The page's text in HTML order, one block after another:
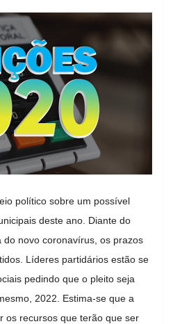
político sobre um possível
deste ano. Diante do
novo coronavírus, os prazos
Líderes partidários estão se
pedindo que o pleito seja
2022. Estima-se que a
os recursos que terão que ser